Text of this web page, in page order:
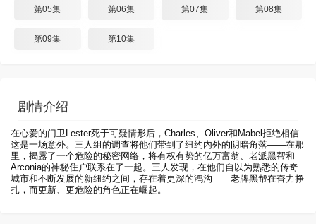
第05集 第06集 第07集 第08集
第09集 第10集
剧情介绍
在心爱的门卫Lester死于可疑情形后，Charles、Oliver和Mabel拒绝相信
这是一场意外。三人组的调查将他们带到了纽约内外的阴暗角落——在那
里，揭露了一个危险的秘密网络，将有权有势的亿万富翁、老派黑帮和
Arconia的神秘住户联系在了一起。三人发现，在他们自以为熟悉的传奇
城市和不断发展的新纽约之间，存在着更深的鸿沟——老牌黑帮在奋力挣
扎，而更新、更危险的角色正在崛起。